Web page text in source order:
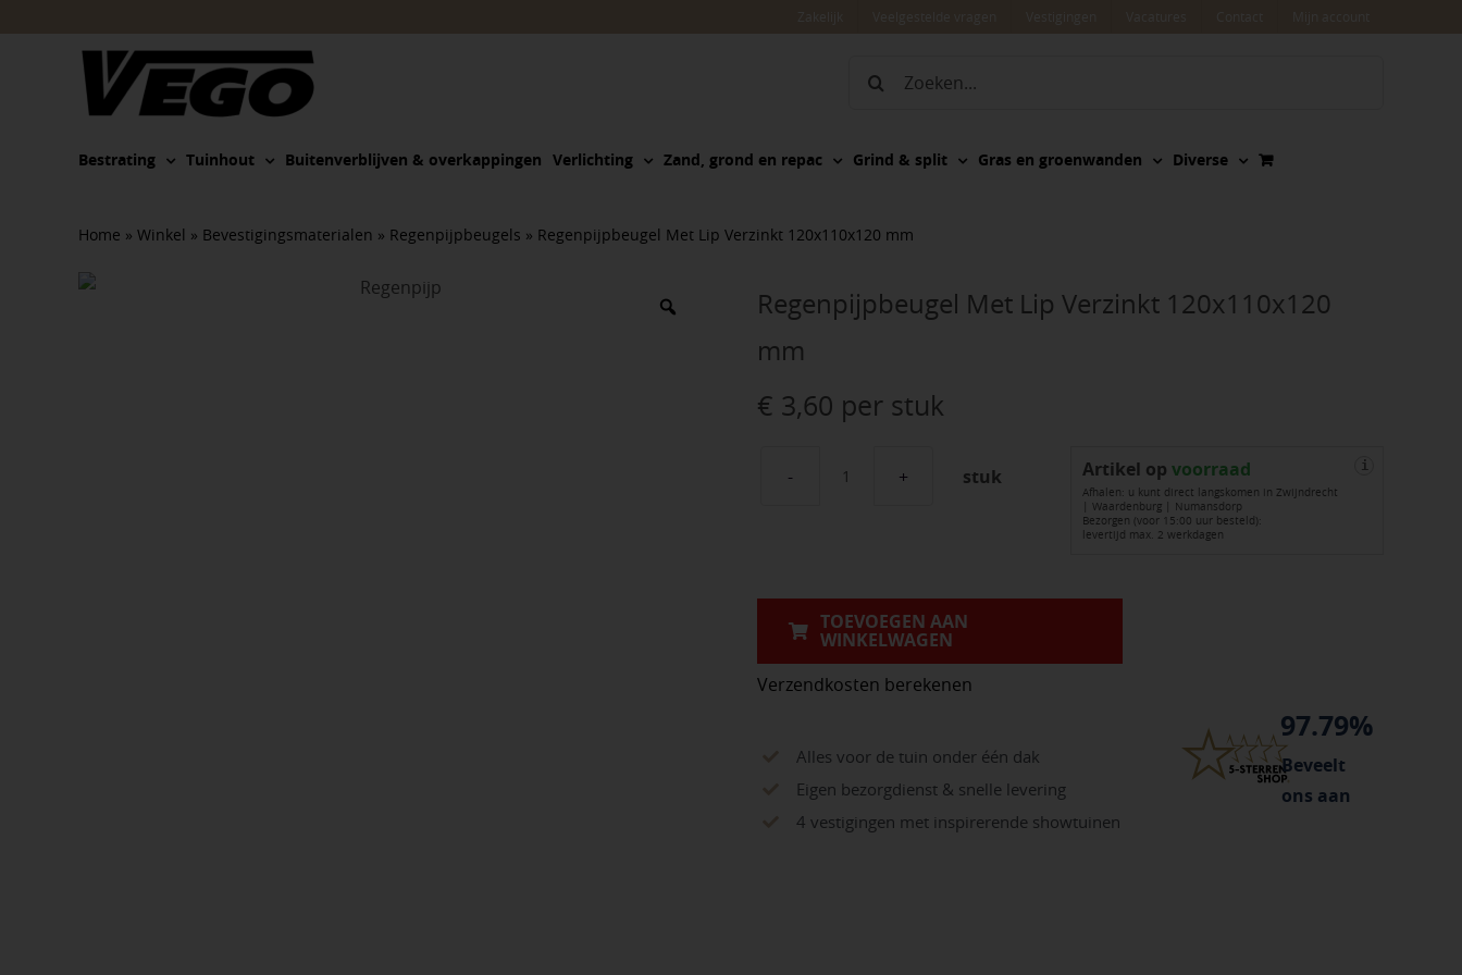
Zoeken
Bestrating Tuinhout Buitenverblijven & overkappingen Verlichting Zand, grond en repac Grind & split Gras en groenwanden Diverse
Home » Winkel » Bevestigingsmaterialen » Regenpijpbeugels » Regenpijpbeugel Met Lip Verzinkt 120x110x120 mm
Regenpijpbeugel Met Lip Verzinkt 120x110x120
mm
€ 3,60 per stuk
Regenpijpbeugel
120x110x120
mm
aantal
stuk Artikel op voorraad
Afhalen: u kunt direct langskomen in Zwijndrecht
| Waardenburg | Numansdorp
Bezorgen (voor 15:00 uur besteld):
levertijd max. 2 werkdagen
i
TOEVOEGEN AAN
WINKELWAGEN
Verzendkosten berekenen
Alles voor de tuin onder één dak
Eigen bezorgdienst & snelle levering
4 vestigingen met inspirerende showtuinen
97.79%
Beveelt
ons aan